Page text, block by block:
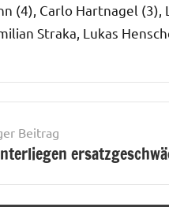
(4), Carlo Hartnagel (3),
Straka, Lukas
Beitrag